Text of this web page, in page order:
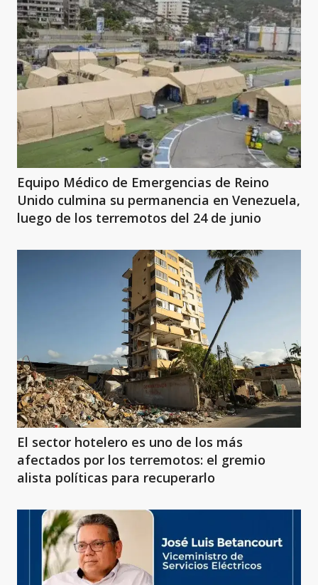
Equipo Médico de Emergencias de Reino
Unido culmina su permanencia en Venezuela,
luego de los terremotos del 24 de junio
El sector hotelero es uno de los más
afectados por los terremotos: el gremio
alista políticas para recuperarlo